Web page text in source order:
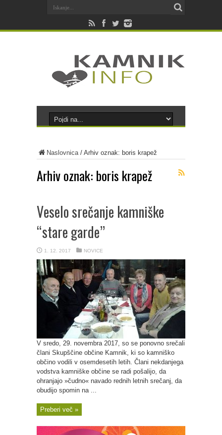
Naslovnica/ Arhiv oznak: boris krapež
Arhiv oznak: boris krapež
Veselo srečanje kamniške
“stare garde”
1. 12. 2017 NOVICE
V sredo, 29. novembra 2017, so se ponovno srečali
člani Skupščine občine Kamnik, ki so kamniško
občino vodili v osemdesetih letih. Člani nekdanjega
vodstva kamniške občine se radi pošalijo, da
ohranjajo »čudno« navado rednih letnih srečanj, da
obudijo spomin na ...
Preberi več »